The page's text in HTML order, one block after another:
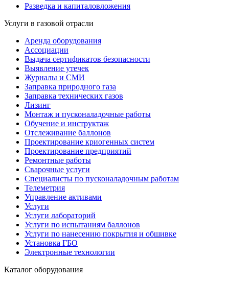
Разведка и капиталовложения
Услуги в газовой отрасли
Аренда оборудования
Ассоциации
Выдача сертификатов безопасности
Выявление утечек
Журналы и СМИ
Заправка природного газа
Заправка технических газов
Лизинг
Монтаж и пусконаладочные работы
Обучение и инструктаж
Отслеживание баллонов
Проектирование криогенных систем
Проектирование предприятий
Ремонтные работы
Сварочные услуги
Специалисты по пусконаладочным работам
Телеметрия
Управление активами
Услуги
Услуги лабораторий
Услуги по испытаниям баллонов
Услуги по нанесению покрытия и обшивке
Установка ГБО
Электронные технологии
Каталог оборудования